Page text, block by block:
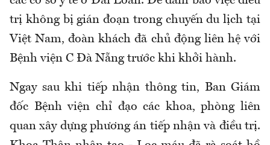
trị không bị gián đoạn trong chuyến du lịch tại
Việt Nam, đoàn khách đã chủ động liên hệ với
Bệnh viện C Đà Nẵng trước khi khởi hành.
Ngay sau khi tiếp nhận thông tin, Ban Giám
đốc Bệnh viện chỉ đạo các khoa, phòng liên
quan xây dựng phương án tiếp nhận và điều trị.